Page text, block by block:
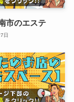
市のエステ
日